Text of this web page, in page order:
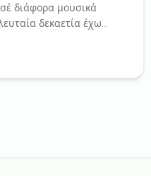
διάφορα μουσικά
δεκαετία έχω